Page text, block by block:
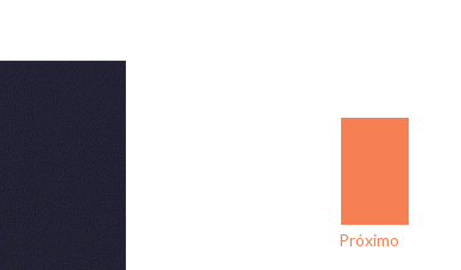
Próximo